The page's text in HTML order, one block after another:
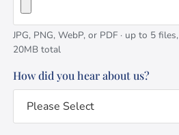
JPG, PNG, WebP, or PDF · up to 5 files,
20MB total
How did you hear about us?